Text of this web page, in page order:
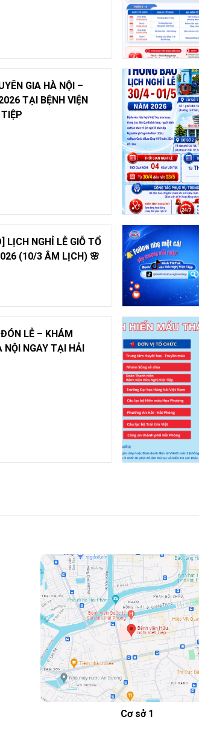
GIA HÀ NỘI –
TẠI BỆNH VIỆN
LỊCH NGHỈ LỄ GIỖ TỔ
(10/3 ÂM LỊCH) 🌸
LỄ – KHÁM
NỘI NGAY TẠI HẢI
Cơ sở 1